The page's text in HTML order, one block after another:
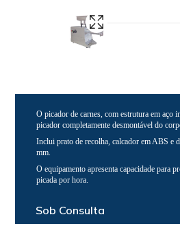
O picador de carnes, com estrutura em aço
picador completamente desmontável do
Inclui prato de recolha, calcador em ABS e
mm.
O equipamento apresenta capacidade para
picada por hora.
Sob Consulta